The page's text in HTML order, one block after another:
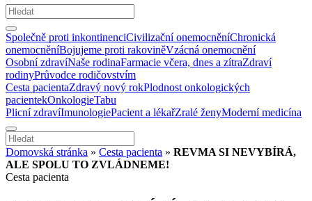
Společně proti inkontinenciCivilizační onemocněníChronická
onemocněníBojujeme proti rakoviněVzácná onemocnění
Osobní zdravíNaše rodinaFarmacie včera, dnes a zítraZdraví
rodinyPrůvodce rodičovstvím
Cesta pacientaZdravý nový rokPlodnost onkologických
pacientekOnkologieTabu
Plicní zdravíImunologiePacient a lékařZralé ženyModerní medicína
Domovská stránka » Cesta pacienta » REVMA SI NEVYBÍRÁ,
ALE SPOLU TO ZVLÁDNEME!
Cesta pacienta